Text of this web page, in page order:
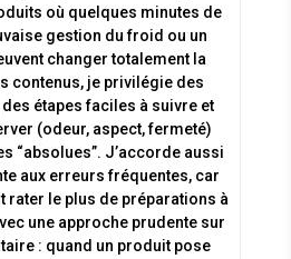
où quelques minutes de
gestion du froid ou un
changer totalement la
contenus, je privilégie des
étapes faciles à suivre et
(odeur, aspect, fermeté)
“absolues”. J’accorde aussi
aux erreurs fréquentes, car
rater le plus de préparations à
une approche prudente sur
: quand un produit pose